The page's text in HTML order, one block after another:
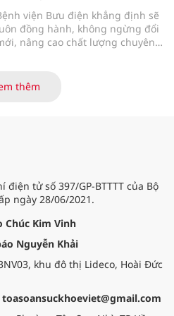
viện Bưu điện khẳng định sẽ
đồng hành, không ngừng đổi
nâng cao chất lượng chuyên
“có thể”, giúp ngày càng
nhiều gia đình vô sinh, hiếm muộn
thêm
tử số 397/GP-BTTTT của Bộ
ngày 28/06/2021.
Chúc Kim Vinh
Nguyễn Khải
khu đô thị Lideco, Hoài Đức
toasoansuckhoeviet@gmail.com